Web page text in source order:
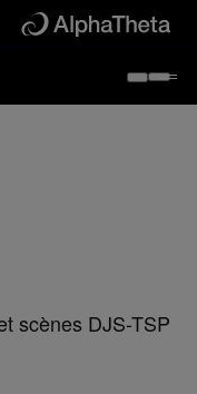
scènes DJS-TSP